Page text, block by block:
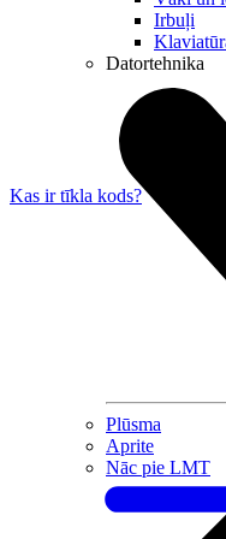
Plūsma
Aprite
Nāc pie LMT
Irbuļi
Datortehnika
Kas ir tīkla kods?